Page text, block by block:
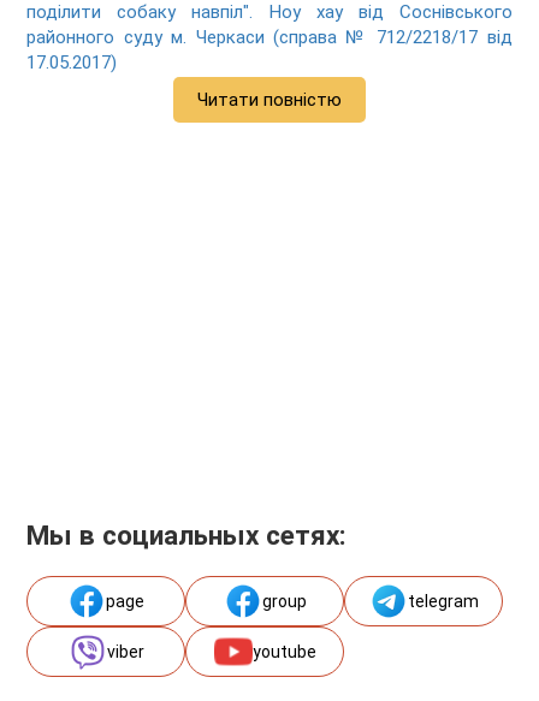
поділити собаку навпіл". Ноу хау від Соснівського
районного суду м. Черкаси (справа № 712/2218/17 від
17.05.2017)
Читати повністю
Мы в социальных сетях:
page group telegram
viber youtube